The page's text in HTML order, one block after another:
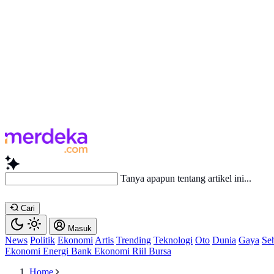
Bac
Cari
Masuk
News Politik Ekonomi Artis Trending Teknologi Oto Dunia Gaya
Ekonomi Energi Bank Ekonomi Riil Bursa
Home